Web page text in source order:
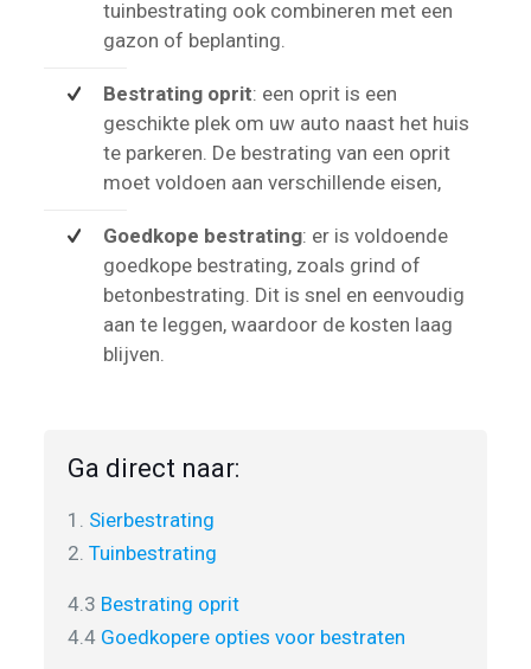
tuinbestrating ook combineren met een
gazon of beplanting.
Bestrating oprit: een oprit is een
geschikte plek om uw auto naast het huis
te parkeren. De bestrating van een oprit
moet voldoen aan verschillende eisen,
Goedkope bestrating: er is voldoende
goedkope bestrating, zoals grind of
betonbestrating. Dit is snel en eenvoudig
aan te leggen, waardoor de kosten laag
blijven.
Ga direct naar:
1. Sierbestrating
2. Tuinbestrating
4.3 Bestrating oprit
4.4 Goedkopere opties voor bestraten